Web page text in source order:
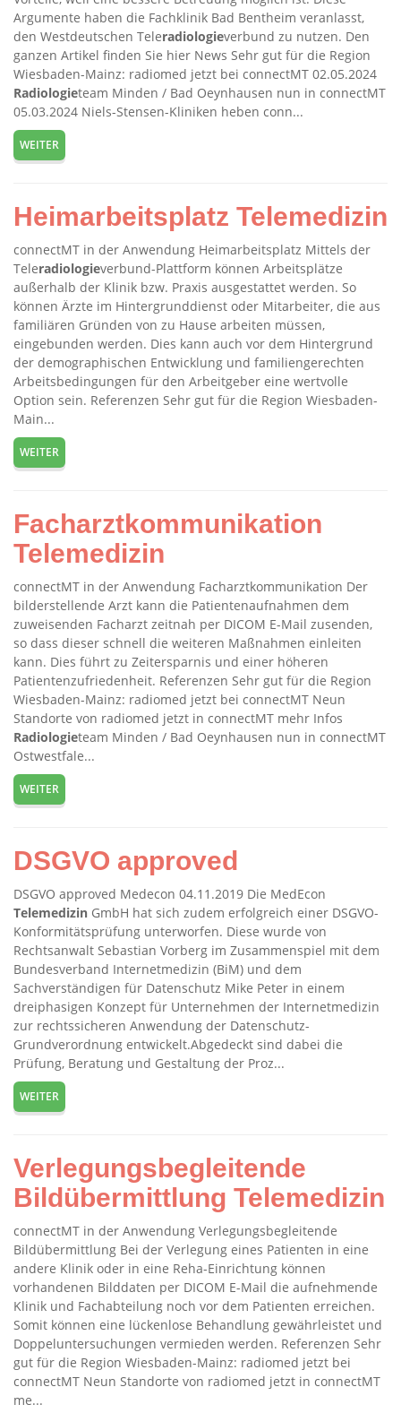
Argumente haben die Fachklinik Bad Bentheim veranlasst,
den Westdeutschen Teleradiologieverbund zu nutzen. Den
ganzen Artikel finden Sie hier News Sehr gut für die Region
Wiesbaden-Mainz: radiomed jetzt bei connectMT 02.05.2024
Radiologieteam Minden / Bad Oeynhausen nun in connectMT
05.03.2024 Niels-Stensen-Kliniken heben conn...
WEITER
Heimarbeitsplatz Telemedizin
connectMT in der Anwendung Heimarbeitsplatz Mittels der
Teleradiologieverbund-Plattform können Arbeitsplätze
außerhalb der Klinik bzw. Praxis ausgestattet werden. So
können Ärzte im Hintergrunddienst oder Mitarbeiter, die aus
familiären Gründen von zu Hause arbeiten müssen,
eingebunden werden. Dies kann auch vor dem Hintergrund
der demographischen Entwicklung und familiengerechten
Arbeitsbedingungen für den Arbeitgeber eine wertvolle
Option sein. Referenzen Sehr gut für die Region Wiesbaden-
Main...
WEITER
Facharztkommunikation
Telemedizin
connectMT in der Anwendung Facharztkommunikation Der
bilderstellende Arzt kann die Patientenaufnahmen dem
zuweisenden Facharzt zeitnah per DICOM E-Mail zusenden,
so dass dieser schnell die weiteren Maßnahmen einleiten
kann. Dies führt zu Zeitersparnis und einer höheren
Patientenzufriedenheit. Referenzen Sehr gut für die Region
Wiesbaden-Mainz: radiomed jetzt bei connectMT Neun
Standorte von radiomed jetzt in connectMT mehr Infos
Radiologieteam Minden / Bad Oeynhausen nun in connectMT
Ostwestfale...
WEITER
​DSGVO approved
​DSGVO approved Medecon 04.11.2019 Die MedEcon
Telemedizin GmbH hat sich zudem erfolgreich einer DSGVO-
Konformitätsprüfung unterworfen. Diese wurde von
Rechtsanwalt Sebastian Vorberg im Zusammenspiel mit dem
Bundesverband Internetmedizin (BiM) und dem
Sachverständigen für Datenschutz Mike Peter in einem
dreiphasigen Konzept für Unternehmen der Internetmedizin
zur rechtssicheren Anwendung der Datenschutz-
Grundverordnung entwickelt.Abgedeckt sind dabei die
Prüfung, Beratung und Gestaltung der Proz...
WEITER
Verlegungsbegleitende
Bildübermittlung Telemedizin
connectMT in der Anwendung Verlegungsbegleitende
Bildübermittlung Bei der Verlegung eines Patienten in eine
andere Klinik oder in eine Reha-Einrichtung können
vorhandenen Bilddaten per DICOM E-Mail die aufnehmende
Klinik und Fachabteilung noch vor dem Patienten erreichen.
Somit können eine lückenlose Behandlung gewährleistet und
Doppeluntersuchungen vermieden werden. Referenzen Sehr
gut für die Region Wiesbaden-Mainz: radiomed jetzt bei
connectMT Neun Standorte von radiomed jetzt in connectMT
me...